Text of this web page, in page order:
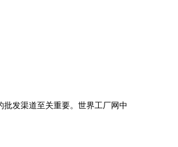
发渠道至关重要。世界工厂网中